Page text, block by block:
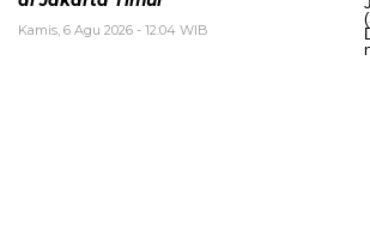
Kamis, 6 Agu 2026 - 12:04 WIB